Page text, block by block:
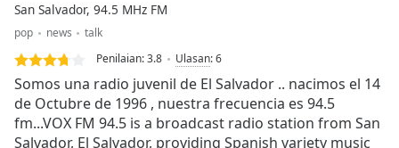
Loaded:
0.00%
Stream
Type
Seek to
live,
currently
behind
San Salvador, 94.5 MHz FM
pop news
talk
Penilaian:3.8 Ulasan:6
Somos una radio juvenil de El Salvador .. nacimos el 14
de Octubre de 1996 , nuestra frecuencia es 94.5
fm...VOX FM 94.5 is a broadcast radio station from San
Salvador, El Salvador, providing Spanish variety music